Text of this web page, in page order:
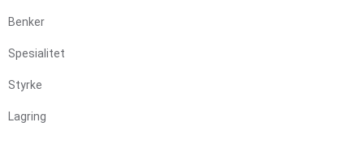
Benker
Spesialitet
Styrke
Lagring